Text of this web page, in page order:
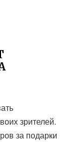
зрителей.
за подарки